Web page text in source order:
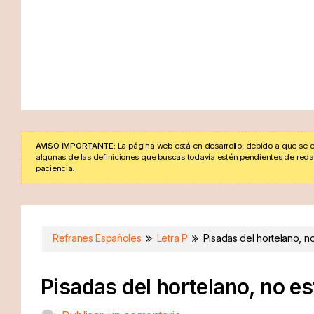
AVISO IMPORTANTE: La página web está en desarrollo, debido a que
algunas de las definiciones que buscas todavía estén pendientes de
paciencia.
Refranes Españoles Letra P Pisadas del hortelano,
Pisadas del hortelano, no